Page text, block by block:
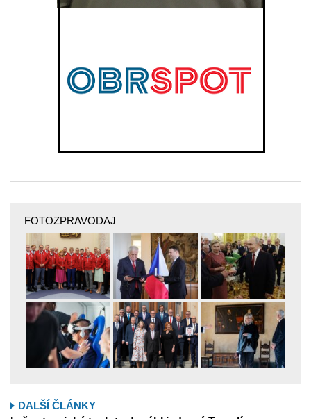
FOTOZPRAVODAJ
DALŠÍ ČLÁNKY